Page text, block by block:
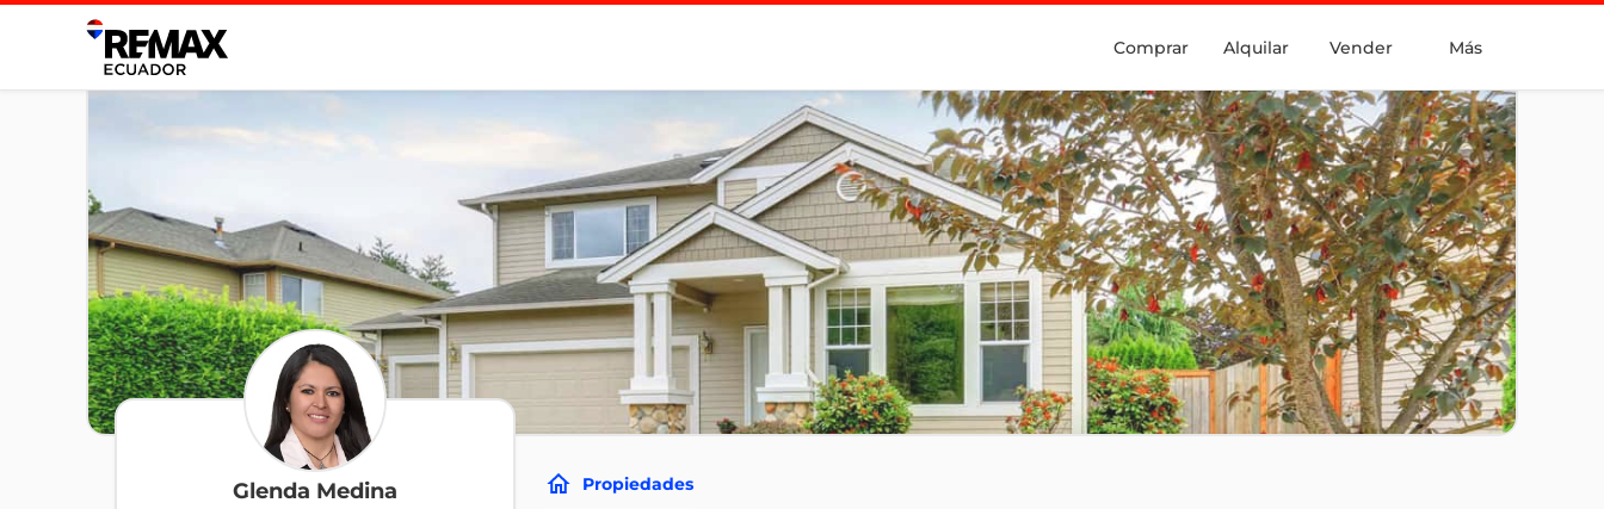
Comprar Alquilar Vender Más
Glenda Medina Propiedades